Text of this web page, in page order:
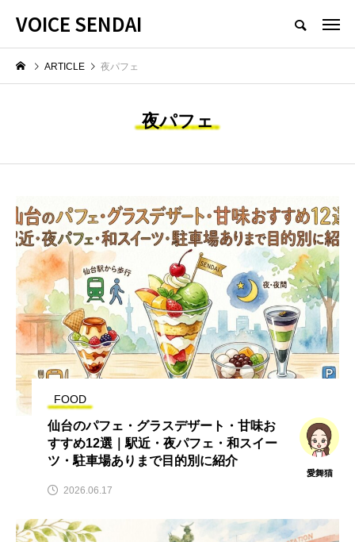
VOICE SENDAI
ARTICLE 夜パフェ
夜パフェ
FOOD
仙台のパフェ・グラスデザート・甘味お
すすめ12選｜駅近・夜パフェ・和スイー
ツ・駐車場ありまで目的別に紹介
愛舞猫
2026.06.17